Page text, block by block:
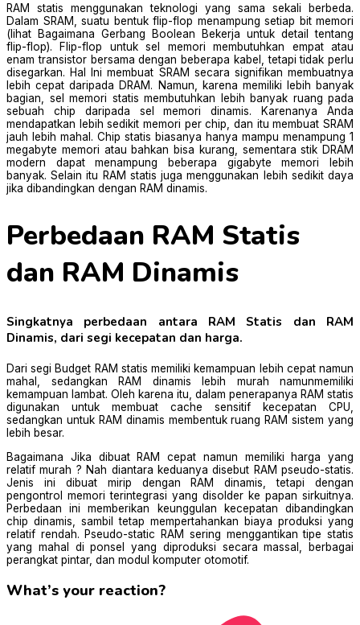
RAM statis menggunakan teknologi yang sama sekali berbeda.
Dalam SRAM, suatu bentuk flip-flop menampung setiap bit memori
(lihat Bagaimana Gerbang Boolean Bekerja untuk detail tentang
flip-flop). Flip-flop untuk sel memori membutuhkan empat atau
enam transistor bersama dengan beberapa kabel, tetapi tidak perlu
disegarkan. Hal Ini membuat SRAM secara signifikan membuatnya
lebih cepat daripada DRAM. Namun, karena memiliki lebih banyak
bagian, sel memori statis membutuhkan lebih banyak ruang pada
sebuah chip daripada sel memori dinamis. Karenanya Anda
mendapatkan lebih sedikit memori per chip, dan itu membuat SRAM
jauh lebih mahal. Chip statis biasanya hanya mampu menampung 1
megabyte memori atau bahkan bisa kurang, sementara stik DRAM
modern dapat menampung beberapa gigabyte memori lebih
banyak. Selain itu RAM statis juga menggunakan lebih sedikit daya
jika dibandingkan dengan RAM dinamis.
Perbedaan RAM Statis
dan RAM Dinamis
Singkatnya perbedaan antara RAM Statis dan RAM
Dinamis, dari segi kecepatan dan harga.
Dari segi Budget RAM statis memiliki kemampuan lebih cepat namun
mahal, sedangkan RAM dinamis lebih murah namunmemiliki
kemampuan lambat. Oleh karena itu, dalam penerapanya RAM statis
digunakan untuk membuat cache sensitif kecepatan CPU,
sedangkan untuk RAM dinamis membentuk ruang RAM sistem yang
lebih besar.
Bagaimana Jika dibuat RAM cepat namun memiliki harga yang
relatif murah ? Nah diantara keduanya disebut RAM pseudo-statis.
Jenis ini dibuat mirip dengan RAM dinamis, tetapi dengan
pengontrol memori terintegrasi yang disolder ke papan sirkuitnya.
Perbedaan ini memberikan keunggulan kecepatan dibandingkan
chip dinamis, sambil tetap mempertahankan biaya produksi yang
relatif rendah. Pseudo-static RAM sering menggantikan tipe statis
yang mahal di ponsel yang diproduksi secara massal, berbagai
perangkat pintar, dan modul komputer otomotif.
What’s your reaction?